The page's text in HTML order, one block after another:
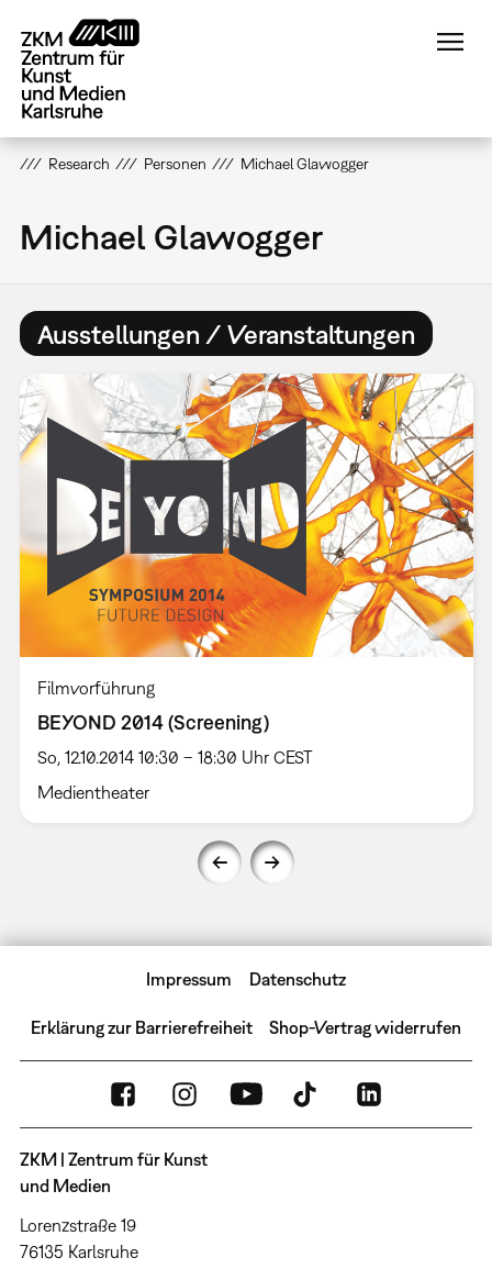
zum
Inhalt
Research Personen Michael Glawogger
Michael Glawogger
Ausstellungen / Veranstaltungen
Filmvorführung
BEYOND 2014 (Screening)
So, 12.10.2014 10:30 – 18:30 Uhr CEST
Medientheater
Impressum Datenschutz
Erklärung zur Barrierefreiheit Shop-Vertrag widerrufen
ZKM | Zentrum für Kunst
und Medien
Lorenzstraße 19
76135 Karlsruhe